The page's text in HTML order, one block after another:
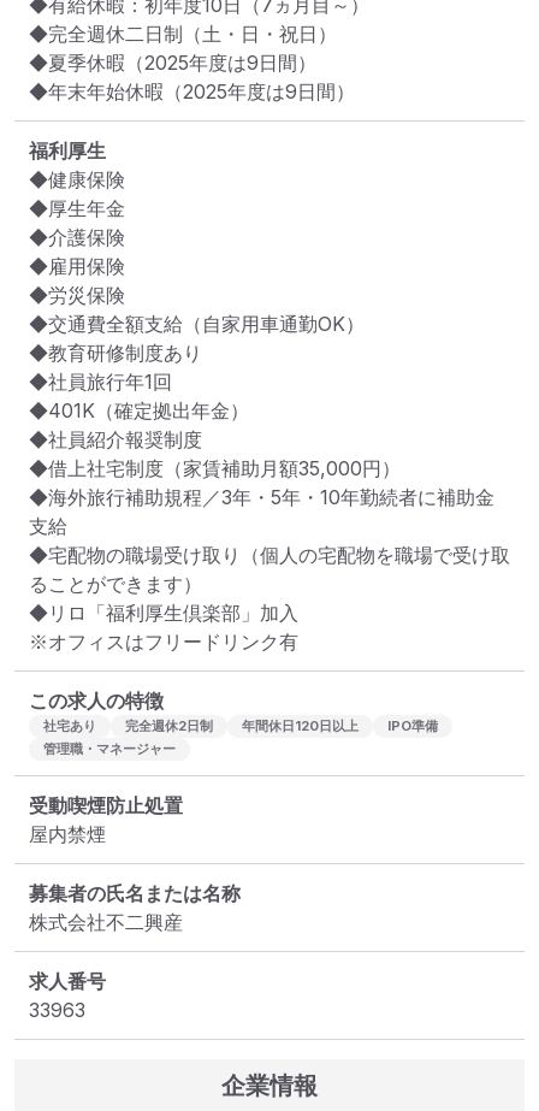
◆有給休暇：初年度10日（7ヵ月目～）
◆完全週休二日制（土・日・祝日）
◆夏季休暇（2025年度は9日間）
◆年末年始休暇（2025年度は9日間）
福利厚生
◆健康保険
◆厚生年金
◆介護保険
◆雇用保険
◆労災保険
◆交通費全額支給（自家用車通勤OK）
◆教育研修制度あり
◆社員旅行年1回
◆401K（確定拠出年金）
◆社員紹介報奨制度
◆借上社宅制度（家賃補助月額35,000円）
◆海外旅行補助規程／3年・5年・10年勤続者に補助金
支給
◆宅配物の職場受け取り（個人の宅配物を職場で受け取
ることができます）
◆リロ「福利厚生倶楽部」加入
※オフィスはフリードリンク有
この求人の特徴
社宅あり 完全週休2日制 年間休日120日以上
IPO準備
管理職・マネージャー
受動喫煙防止処置
屋内禁煙
募集者の氏名または名称
株式会社不二興産
求人番号
33963
企業情報